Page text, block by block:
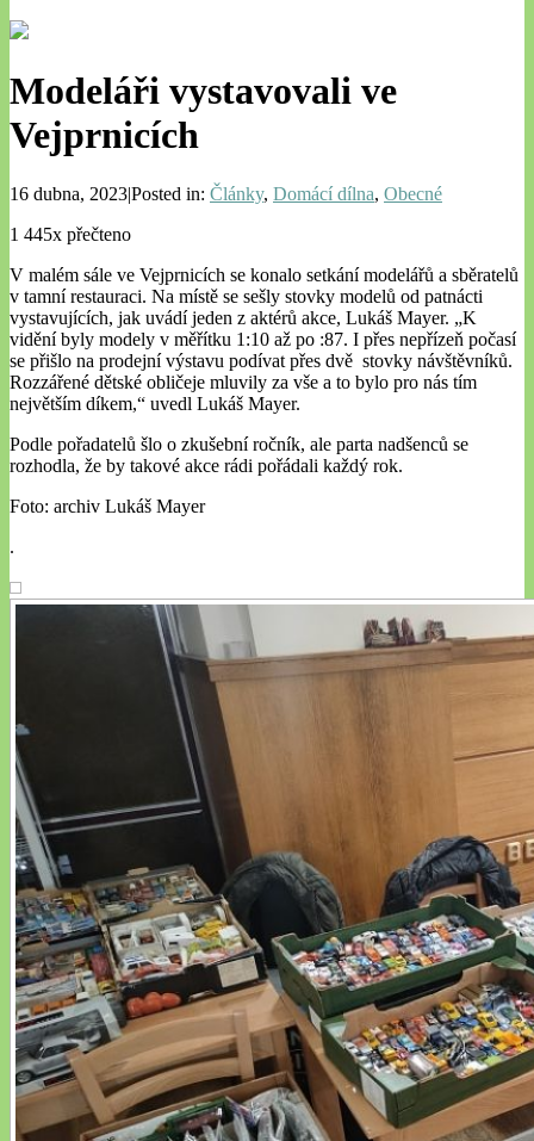
Modeláři vystavovali ve
Vejprnicích
16 dubna, 2023|Posted in: Články, Domácí dílna, Obecné
1 445x přečteno
V malém sále ve Vejprnicích se konalo setkání modelářů a sběratelů
v tamní restauraci. Na místě se sešly stovky modelů od patnácti
vystavujících, jak uvádí jeden z aktérů akce, Lukáš Mayer. „K
vidění byly modely v měřítku 1:10 až po :87. I přes nepřízeň počasí
se přišlo na prodejní výstavu podívat přes dvě stovky návštěvníků.
Rozzářené dětské obličeje mluvily za vše a to bylo pro nás tím
největším díkem,“ uvedl Lukáš Mayer.
Podle pořadatelů šlo o zkušební ročník, ale parta nadšenců se
rozhodla, že by takové akce rádi pořádali každý rok.
Foto: archiv Lukáš Mayer
.